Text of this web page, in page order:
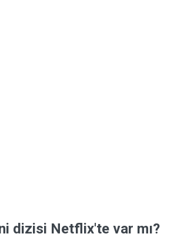
dizisi Netflix'te var mı?